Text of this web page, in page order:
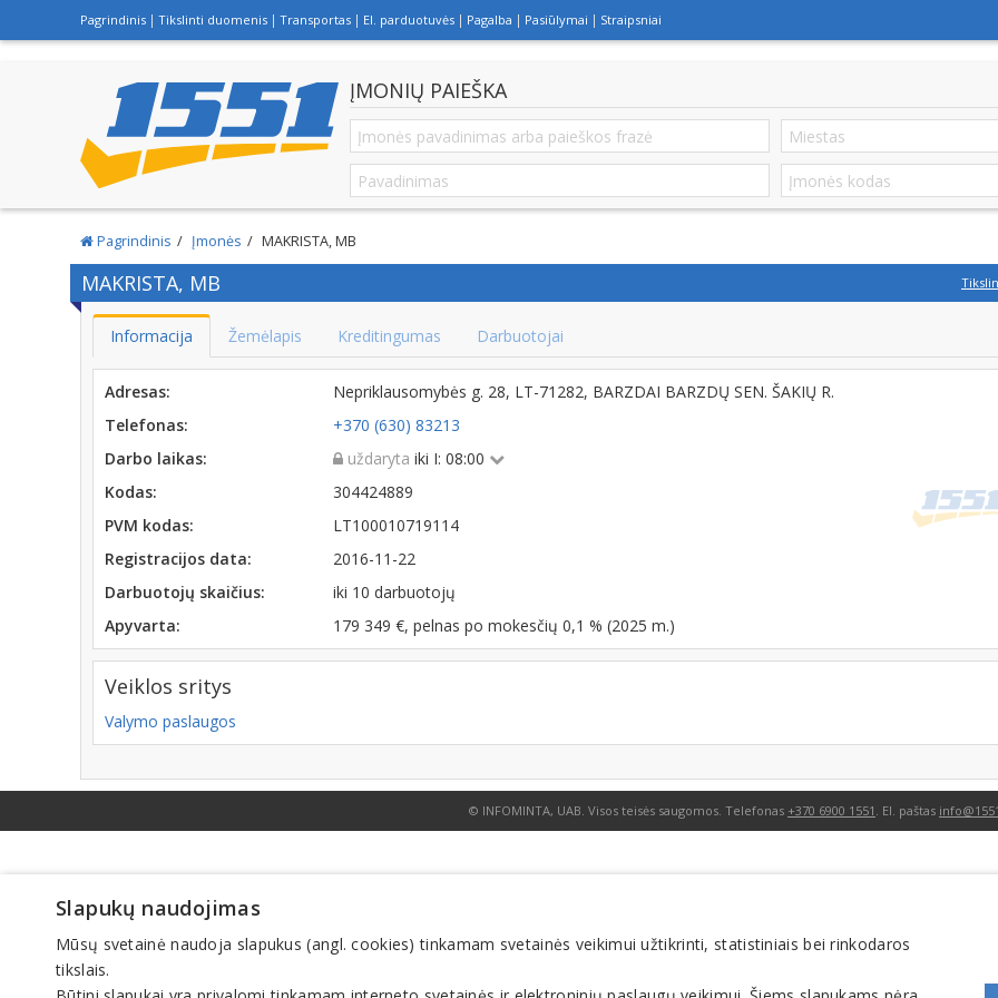
Pagrindinis Tikslinti duomenis Transportas El. parduotuvės Pagalba Pasiūlymai Straipsniai
ĮMONIŲ PAIEŠKA
Pagrindinis Įmonės MAKRISTA, MB
MAKRISTA, MB
Informacija Žemėlapis Kreditingumas Darbuotojai
Adresas:
Nepriklausomybės g. 28, LT-71282, BARZDAI BARZDŲ SEN. ŠAKIŲ R.
Telefonas:
+370 (630) 83213
Darbo laikas:
uždaryta iki I: 08:00
Kodas:
304424889
PVM kodas:
LT100010719114
Registracijos data:
2016-11-22
Darbuotojų skaičius:
iki 10 darbuotojų
Apyvarta:
179 349 €, pelnas po mokesčių 0,1 % (2025 m.)
Veiklos sritys
Valymo paslaugos
© INFOMINTA, UAB. Visos teisės saugomos. Telefonas +370 6900 1551 . El. paštas
Slapukų naudojimas
Mūsų svetainė naudoja slapukus (angl. cookies) tinkamam svetainės veikimui užtikrinti, statistiniais bei rinkodaros
tikslais.